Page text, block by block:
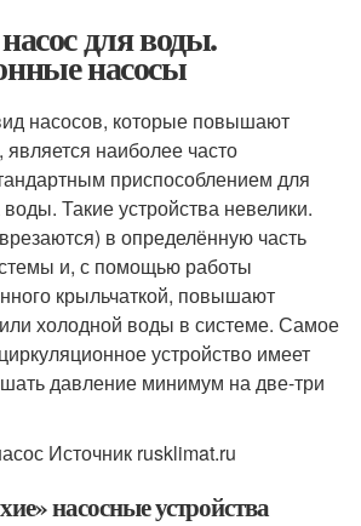
для воды.
насосы
насосов, которые повышают
наиболее часто
приспособлением для
Такие устройства невелики.
в определённую часть
и, с помощью работы
крыльчаткой, повышают
холодной воды в системе. Самое
устройство имеет
давление минимум на две-три
Источник rusklimat.ru
насосные устройства